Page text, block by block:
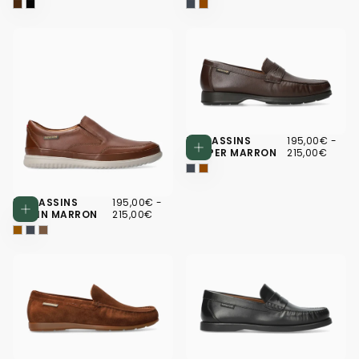
Choisissez des options
MOCASSINS
TWAIN MARRON
195,00€
PRIX
MINIMUM
195,00€ -
215,00€
Choisissez
MOCASSINS
HARPER MARRON
195,00€
PRIX
MINIMUM
195,00€ -
215,00€